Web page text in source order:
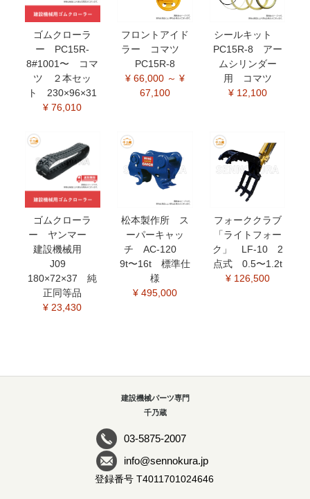
ゴムクローラ
ー PC15R-
8#1001〜 コマ
ツ ２本セッ
ト 230×96×31
¥ 76,010
フロントアイド
ラー コマツ
PC15R-8
¥ 66,000 ～ ¥
67,100
シールキット
PC15R-8 アー
ムシリンダー
用 コマツ
¥ 12,100
ゴムクローラ
ー ヤンマー
建設機械用
J09
180×72×37 純
正同等品
¥ 23,430
松本製作所 ス
ーパーキャッ
チ AC-120
9t〜16t 標準仕
様
¥ 495,000
フォーククラブ
「ライトフォー
ク」 LF-10 2
点式 0.5〜1.2t
¥ 126,500
建設機械パーツ専門
千乃蔵
03-5875-2007
info@sennokura.jp
登録番号 T4011701024646